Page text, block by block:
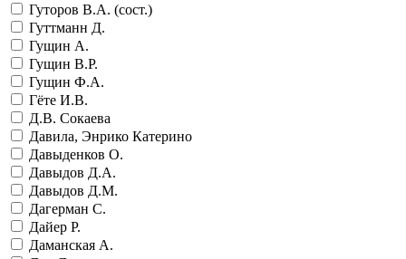
Гуторов В.А. (сост.)
Гуттманн Д.
Гущин А.
Гущин В.Р.
Гущин Ф.А.
Гёте И.В.
Д.В. Сокаева
Давила, Энрико Катерино
Давыденков О.
Давыдов Д.А.
Давыдов Д.М.
Дагерман С.
Дайер Р.
Даманская А.